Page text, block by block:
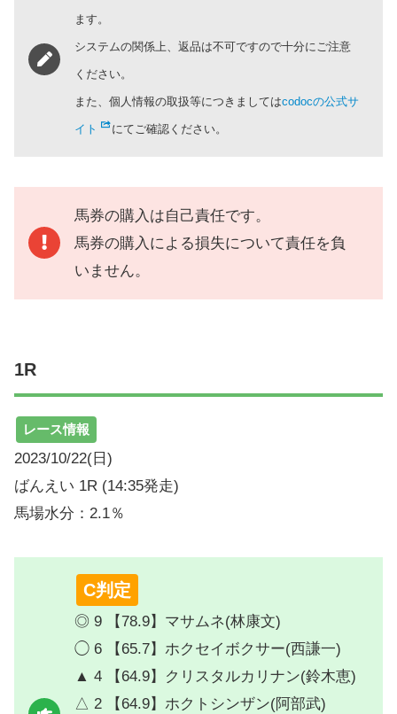
ます。
システムの関係上、返品は不可ですので十分にご注意
ください。
また、個人情報の取扱等につきましてはcodocの公式サ
イト にてご確認ください。
馬券の購入は自己責任です。
馬券の購入による損失について責任を負
いません。
1R
レース情報
2023/10/22(日)
ばんえい 1R (14:35発走)
馬場水分：2.1％
C判定
◎ 9 【78.9】マサムネ(林康文)
◯ 6 【65.7】ホクセイボクサー(西謙一)
▲ 4 【64.9】クリスタルカリナン(鈴木恵)
△ 2 【64.9】ホクトシンザン(阿部武)